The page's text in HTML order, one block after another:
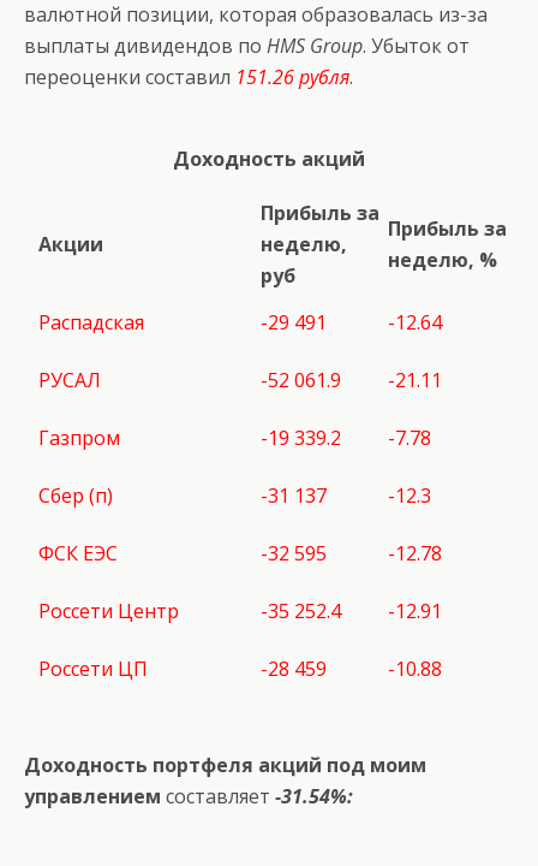
валютной позиции, которая образовалась из-за
выплаты дивидендов по HMS Group. Убыток от
переоценки составил 151.26 рубля.
Доходность акций
Акции
Прибыль за
неделю,
руб
Прибыль за
неделю, %
Распадская -29 491 -12.64
РУСАЛ -52 061.9 -21.11
Газпром -19 339.2 -7.78
Сбер (п) -31 137 -12.3
ФСК ЕЭС -32 595 -12.78
Россети Центр -35 252.4 -12.91
Россети ЦП -28 459 -10.88
Доходность портфеля акций под моим
управлением составляет -31.54%: